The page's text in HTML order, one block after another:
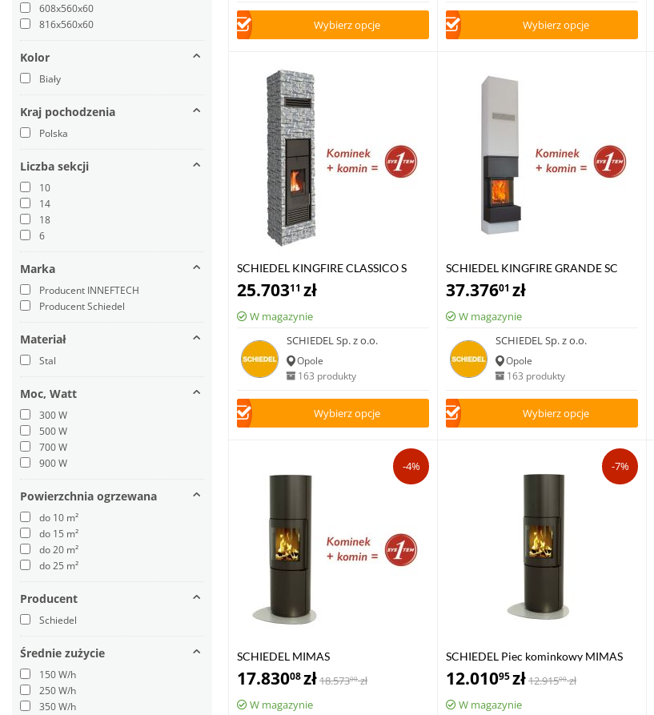
608x560x60
816x560x60
Kolor
Biały
Kraj pochodzenia
Polska
Liczba sekcji
10
14
18
6
Marka
Producent INNEFTECH
Producent Schiedel
Materiał
Stal
Moc, Watt
300 W
500 W
700 W
900 W
Powierzchnia ogrzewana
do 10 m²
do 15 m²
do 20 m²
do 25 m²
Producent
Schiedel
Średnie zużycie
150 W/h
250 W/h
350 W/h
Wybierz opcje Wybierz opcje
SCHIEDEL KINGFIRE CLASSICO S
25.70311 zł
W magazynie
SCHIEDEL Sp. z o.o.
Opole
163 produkty
Wybierz opcje
SCHIEDEL KINGFIRE GRANDE SC
37.37601 zł
W magazynie
SCHIEDEL Sp. z o.o.
Opole
163 produkty
Wybierz opcje
-4%
SCHIEDEL MIMAS
17.83008zł18.57300 zł
W magazynie
-7%
SCHIEDEL Piec kominkowy MIMAS
12.01095zł12.91500 zł
W magazynie